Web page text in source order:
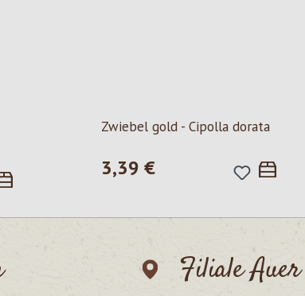
Zwiebel gold - Cipolla dorata
Regulärer Preis:
3,39 €
Filiale Auer